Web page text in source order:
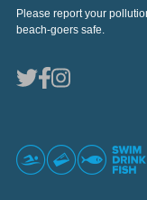
Please report your
beach-goers safe.